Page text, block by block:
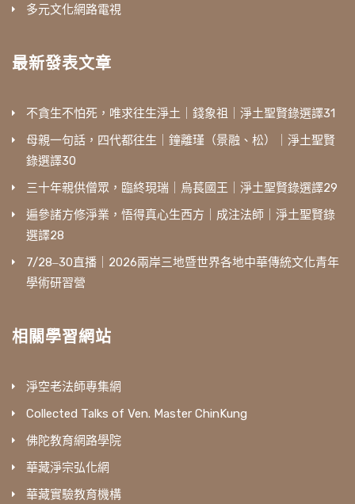
多元文化網路電視
最新發表文章
不貪生不怕死，唯求往生淨土｜錢象祖｜淨土聖賢錄選譯31
母親一句話，四代都往生｜鐘離瑾（景融、松）｜淨土聖賢
錄選譯30
三十年親供僧眾，臨終現瑞｜烏萇國王｜淨土聖賢錄選譯29
遍參諸方修淨業，悟得真心生西方｜成注法師｜淨土聖賢錄
選譯28
7/28‒30直播｜2026兩岸三地暨世界各地中華傳統文化青年
學術研習營
相關學習網站
淨空老法師專集網
Collected Talks of Ven. Master ChinKung
佛陀教育網路學院
華藏淨宗弘化網
華藏實驗教育機構